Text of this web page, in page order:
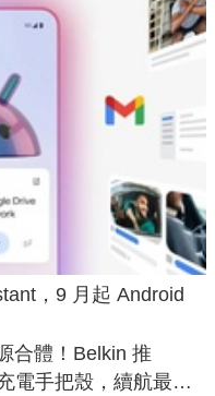
，9 月起 Android
合體！Belkin 推
電手把殼，續航最高